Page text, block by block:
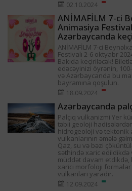
02.10.2024
ANİMAFİLM 7-ci
Animasiya
Azərbaycanda
ANİMAFİLM 7-ci
Festivalı 2-6 oktyabr
Bakıda keçiriləcək!
edəcəyinizi öyrənin,
və Azərbaycanda bu
bayramına qoşulun.
18.09.2024
Azərbaycanda
Palçıq vulkanizmi Yer
təbii geoloji
hidrogeoloji və tektonik
vulkanlarının əmələ
Qaz, su və bəzi
səthində xaric
müddət davam etdikdə,
xarici morfoloji formalar
vulkanları yaradır.
12.09.2024